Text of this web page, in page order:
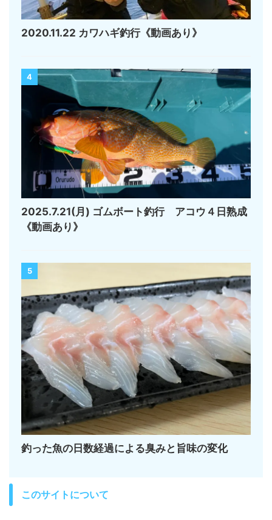
2020.11.22 カワハギ釣行《動画あり》
4
2025.7.21(月) ゴムボート釣行 アコウ４日熟成
《動画あり》
5
釣った魚の日数経過による臭みと旨味の変化
このサイトについて